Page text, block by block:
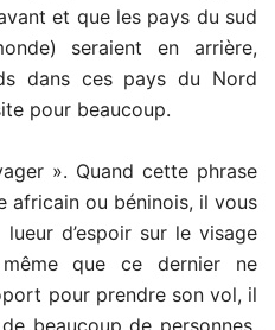
et que les pays du sud
seraient en arrière,
dans ces pays du Nord
pour beaucoup.
». Quand cette phrase
africain ou béninois, il vous
d’espoir sur le visage
que ce dernier ne
pour prendre son vol, il